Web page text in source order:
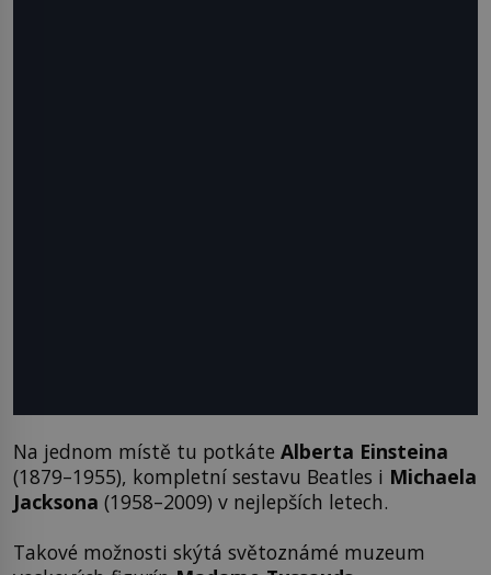
Na jednom místě tu potkáte Alberta Einsteina
(1879–1955), kompletní sestavu Beatles i Michaela
Jacksona (1958–2009) v nejlepších letech.
Takové možnosti skýtá světoznámé muzeum